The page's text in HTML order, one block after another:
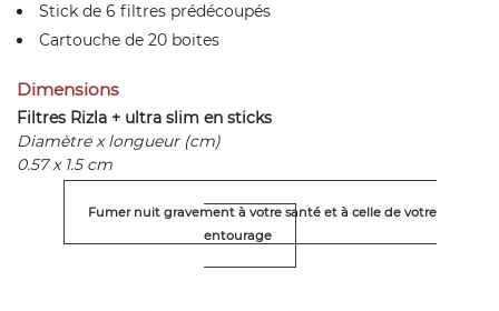
Stick de 6 filtres prédécoupés
Cartouche de 20 boites
Dimensions
Filtres Rizla + ultra slim en sticks
Diamètre x longueur (cm)
0.57 x 1.5 cm
Fumer nuit gravement à votre santé et à celle de votre
entourage